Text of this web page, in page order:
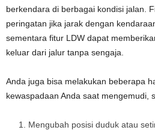
berkendara di berbagai kondisi jalan.
peringatan jika jarak dengan
sementara fitur LDW dapat
keluar dari jalur tanpa sengaja.
Anda juga bisa melakukan beberapa
kewaspadaan Anda saat mengemudi,
Mengubah posisi duduk atau